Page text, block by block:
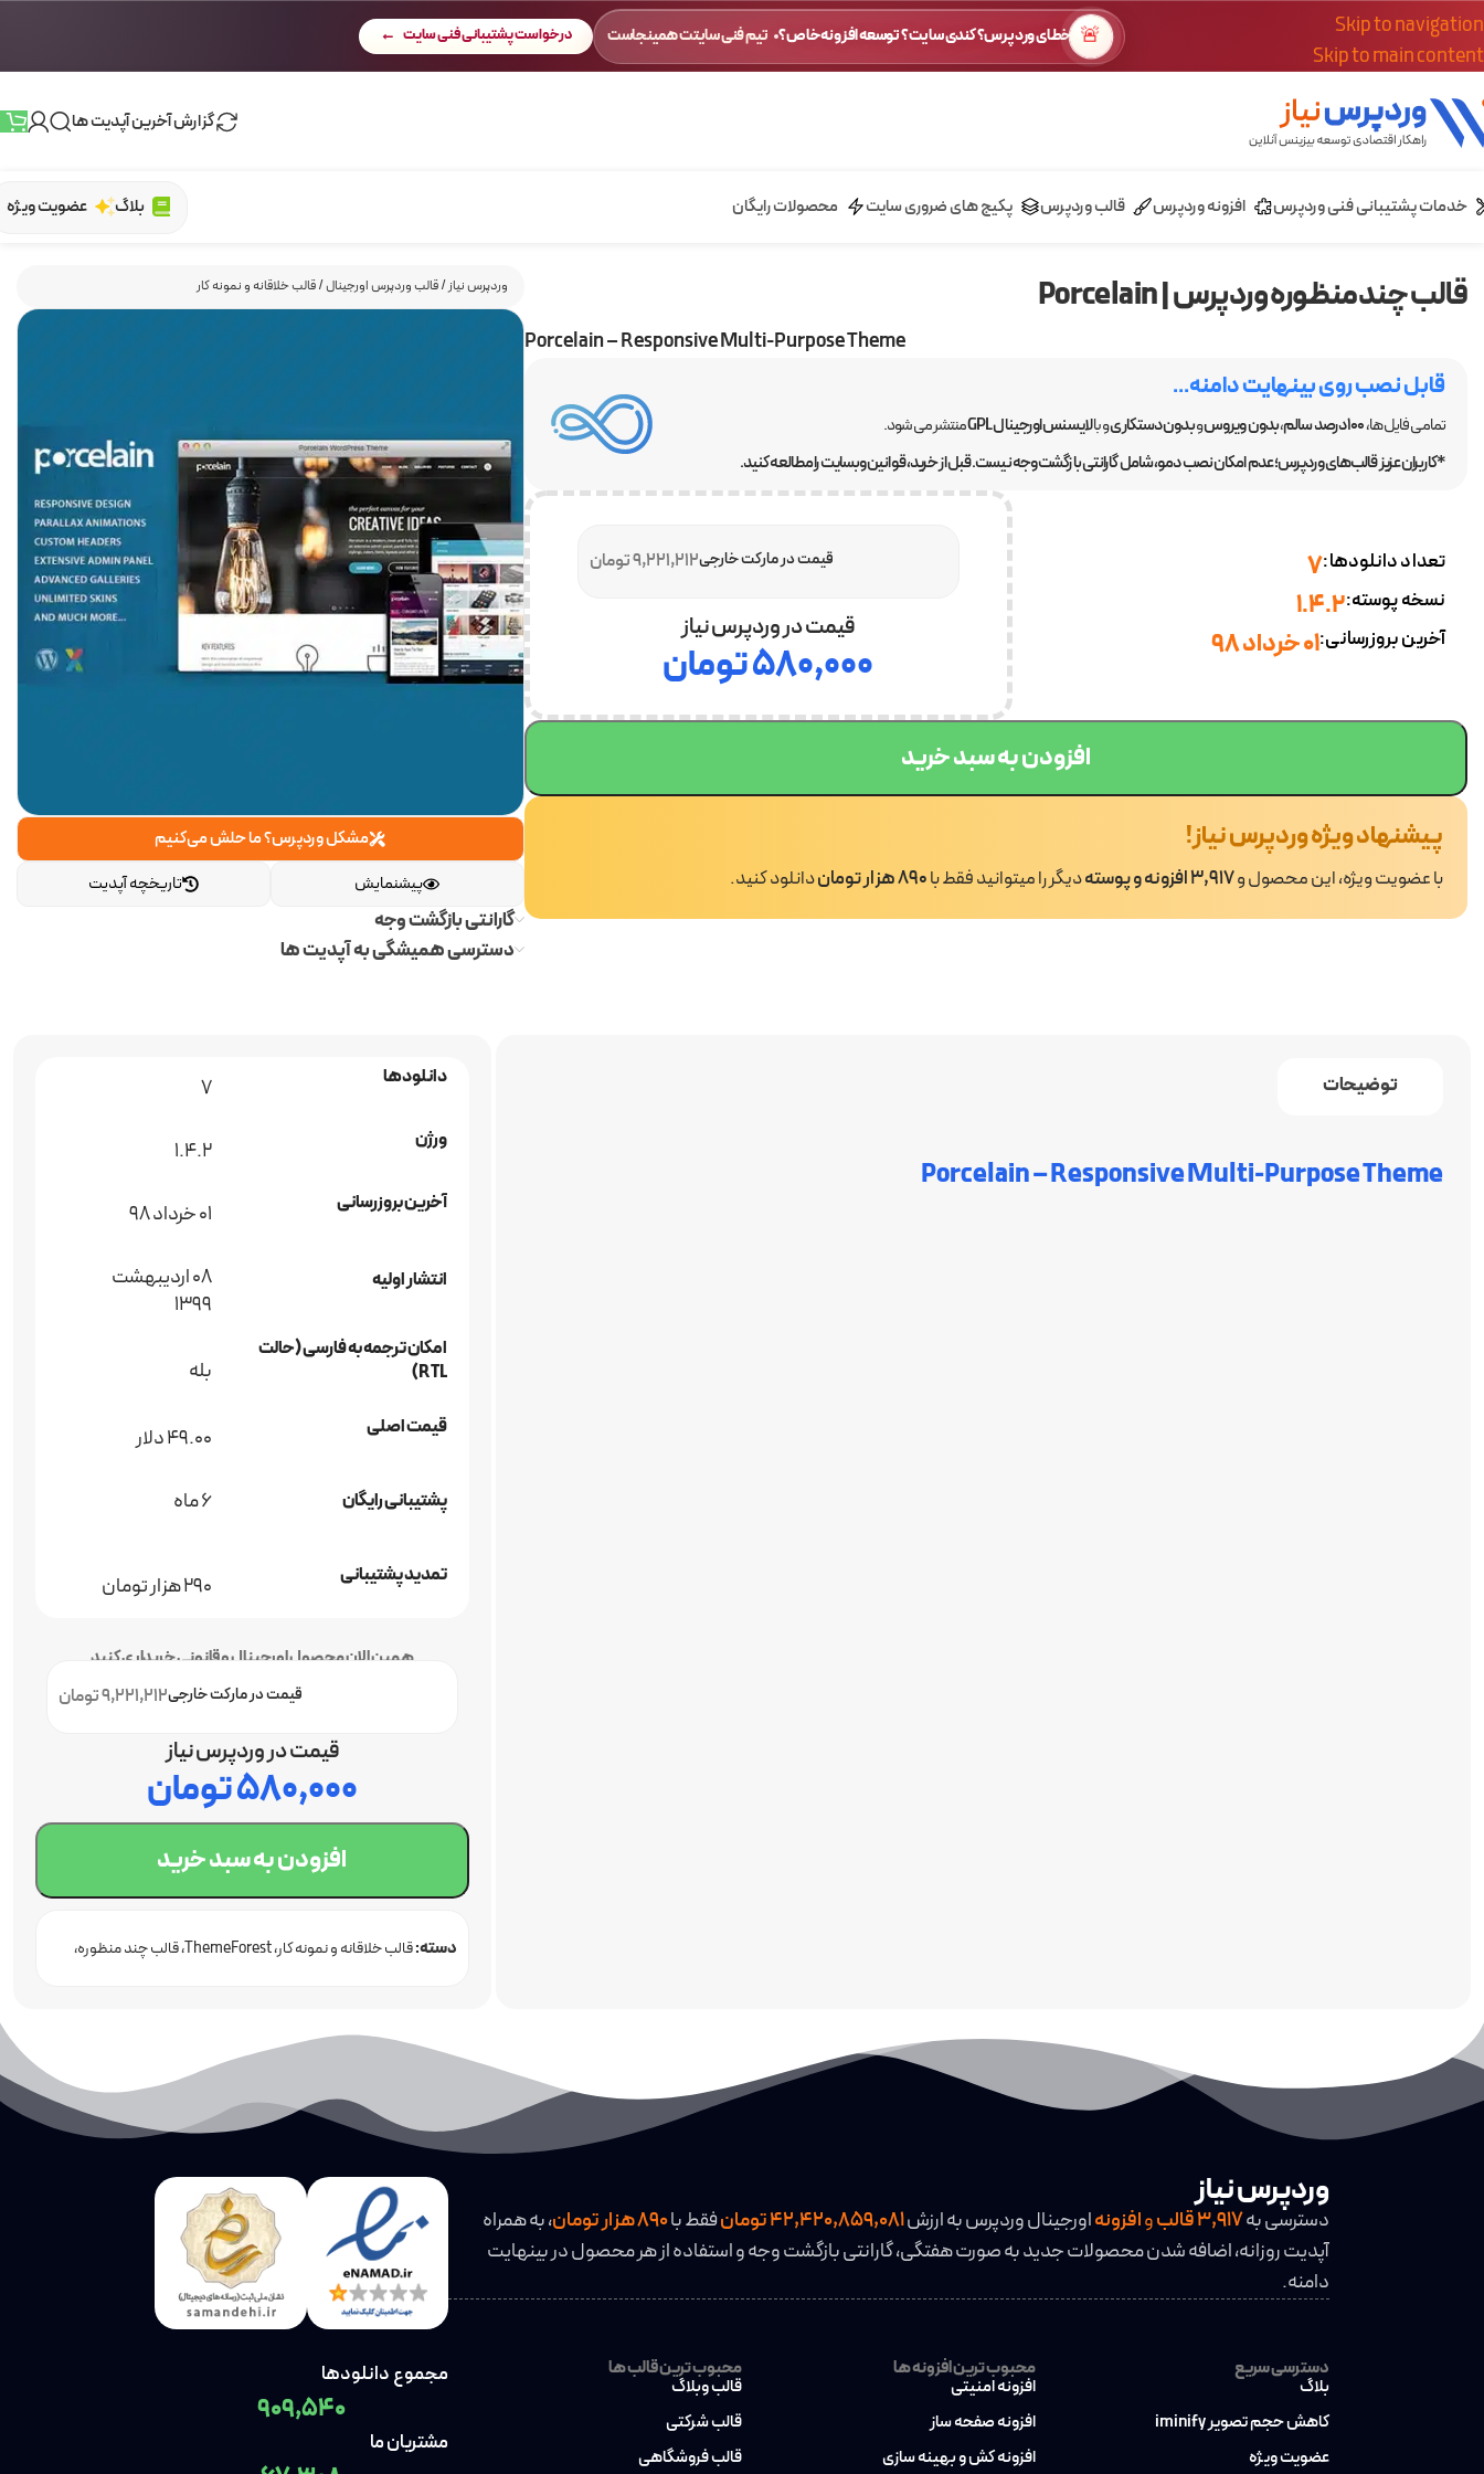
Skip to navigation
Skip to main content
🚨 خطای وردپرس؟ کندی سایت؟ توسعه افزونه خاص؟ تیم فنی سایتت همینجاست درخواست پشتیبانی فنی سایت
گزارش آخرین آپدیت ها
خدمات پشتیبانی فنی وردپرس افزونه وردپرس قالب وردپرس پکیج های ضروری سایت محصولات رایگان بلاگ عضویت ویژه
وردپرس نیاز/قالب وردپرس اورجینال/قالب خلاقانه و نمونه کار
مشکل وردپرس؟ ما حلش می‌کنیم
تاریخچه آپدیت
پیشنمایش
گارانتی بازگشت وجه
دسترسی همیشگی به آپدیت ها
قالب چندمنظوره وردپرس | Porcelain
Porcelain – Responsive Multi-Purpose Theme
قابل نصب روی بینهایت دامنه...
تمامی فایل ها،100 درصد سالم ،بدون ویروسوبدون دستکاریو بالایسنس اورجینال GPL
منتشر می شود.
*کاربران عزیز قالب‌های وردپرس؛ عدم امکان نصب دمو، شامل گارانتی بازگشت وجه نیست. قبل از خرید، قوانین وبسایت را مطالعه کنید.
تعداد دانلودها:7
نسخه پوسته:1.4.2
آخرین بروزرسانی:۰۱ خرداد ۹۸
9,221,212 تومانقیمت در مارکت خارجی
قیمت در وردپرس نیاز
۵۸۰,۰۰۰تومان
افزودن به سبد خرید
پیشنهاد ویژه وردپرس نیاز!
با عضویت ویژه، این محصول و3,917 افزونه و پوسته دیگر را میتوانید فقط با890 هزار تومان دانلود کنید.
توضیحات
Porcelain – Responsive Multi-Purpose Theme
دانلودها 7
ورژن 1.4.2
آخرین بروزرسانی ۰۱ خرداد ۹۸
انتشار اولیه
08 اردیبهشت
1399
امکان ترجمه به فارسی (حالت
RTL)
بله
قیمت اصلی 49.00 دلار
پشتیبانی رایگان 6 ماه
تمدید پشتیبانی 290 هزار تومان
همین الان محصول اورجینال و قانونی خریداری کنید
9,221,212 تومانقیمت در مارکت خارجی
قیمت در وردپرس نیاز
۵۸۰,۰۰۰تومان
افزودن به سبد خرید
دسته:قالب خلاقانه و نمونه کار ThemeForest قالب چند منظوره
وردپرس نیاز
دسترسی به3,917قالبوافزونهاورجینال وردپرس به ارزش42,420,859,081 تومان فقط با
، به همراه
آپدیت روزانه، اضافه شدن محصولات جدید به صورت هفتگی، گارانتی بازگشت وجه و استفاده از هر محصول در بینهایت
دامنه.
دسترسی سریع
بلاگ
کاهش حجم تصویر iminify
عضویت ویژه
محبوب ترین افزونه ها
افزونه امنیتی
افزونه صفحه ساز
افزونه کش و بهینه سازی
محبوب ترین قالب ها
قالب وبلاگ
قالب شرکتی
قالب فروشگاهی
مجموع دانلودها
909,540
مشتریان ما